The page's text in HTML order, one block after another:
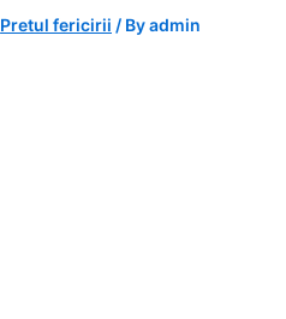
Pretul fericirii / Byadmin